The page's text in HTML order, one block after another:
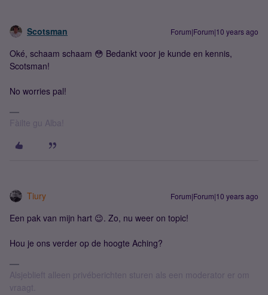
Scotsman Forum|Forum|10 years ago
Oké, schaam schaam 😳 Bedankt voor je kunde en kennis,
Scotsman!
No worries pal!
Fàilte gu Alba!
Tiury Forum|Forum|10 years ago
Een pak van mijn hart 😉. Zo, nu weer on topic!
Hou je ons verder op de hoogte Aching?
Alsjeblieft alleen privéberichten sturen als een moderator er om
vraagt.